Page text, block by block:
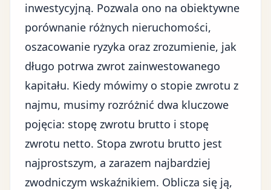
inwestycyjną. Pozwala ono na obiektywne
porównanie różnych nieruchomości,
oszacowanie ryzyka oraz zrozumienie, jak
długo potrwa zwrot zainwestowanego
kapitału. Kiedy mówimy o stopie zwrotu z
najmu, musimy rozróżnić dwa kluczowe
pojęcia: stopę zwrotu brutto i stopę
zwrotu netto. Stopa zwrotu brutto jest
najprostszym, a zarazem najbardziej
zwodniczym wskaźnikiem. Oblicza się ją,